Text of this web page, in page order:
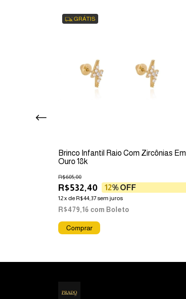
GRÁTIS
Brinco Infantil Raio Com Zircônias Em
Ouro 18k
R$532,40
R$605,00
12% OFF
12x deR$44,37sem juros
R$479,16 com Boleto